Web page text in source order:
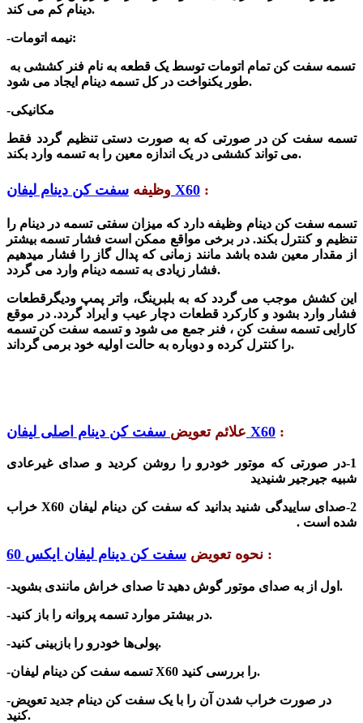
دینام کم می کند.
-نیمه اتومات:
طور یکنواخت در کل تسمه دینام ایجاد می شو د.
-مکانیکی
تسمه سفت کن در صورتی که به صورت دستی تنظیم گردد فقط
می ‌تواند کششی در یک اندازه معین را به تسمه وارد بکند.
وظیفه سفت کن دینام لیفان X60 :
تسمه سفت کن دینام وظیفه دارد که میزان سفتی تسمه در دینام را
تنظیم وکنترل بکند. در برخی مواقع ممکن است فشار تسمه بیشتر
از مقدار معین شده باشد مانند زمانی که پدال گاز را فشار میدهیم
فشار زیادی به تسمه دینام وارد می گردد.
این کشش موجب می گردد که به بلبرینگ، واتر پمپ ودیگرقطعات
فشار وارد بشود و کارکرد قطعات دچار عیب و ایراد گردد. در موقع
کارایی تسمه سفت کن ، فنر جمع می شود و تسمه سفت کن تسمه
را کنترل کرده و دوباره به حالت اولیه خود برمی گرداند.
علائم تعویض سفت کن دینام اصلی لیفان X60 :
1-در صورتی که موتور خودرو را روشن کردید و صدای غیرعادی
شبیه جیرجیر شنیدید
2-صدای ساییدگی شنید بدانید که سفت کن دینام لیفان X60 خراب
شده است .
نحوه تعویض سفت کن دینام لیفان ایکس 60 :
-اول از به صدای موتور گوش دهید تا صدای خراش مانندی بشوید.
-در بیشتر موارد تسمه پروانه را باز کنید.
-پولی‌ها خودرو را بازبینی کنید.
-تسمه سفت کن دینام لیفان X60 را بررسی کنید.
-در صورت خراب شدن آن را با یک سفت کن دینام جدید تعویض
کنید.